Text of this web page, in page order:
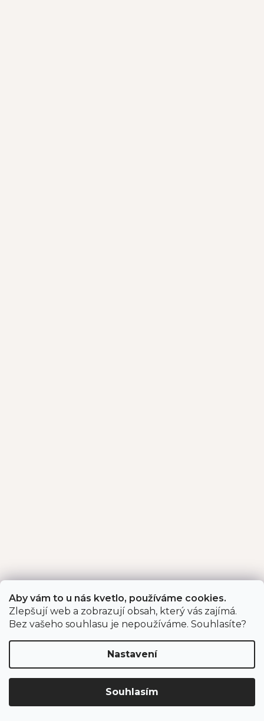
Aby vám to u nás kvetlo, používáme cookies.
Zlepšují web a zobrazují obsah, který vás zajímá.
Bez vašeho souhlasu je nepoužíváme. Souhlasíte?
Nastavení
Souhlasím